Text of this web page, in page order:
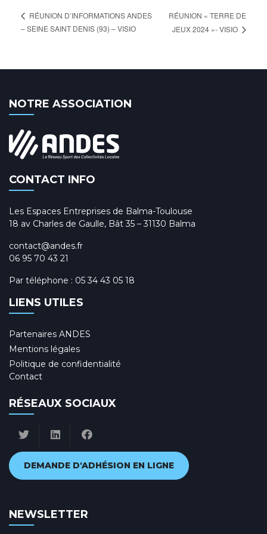
RÉUNION D’INFORMATIONS ANDES
– SEINE SAINT DENIS (93) – VISIO
RÉUNION « TERRE DE
JEUX 2024 »- VISIO
NOTRE ASSOCIATION
CONTACT INFO
Les Espaces Entreprises de Balma-Toulouse
18 av Charles de Gaulle, Bât 35 – 31130 Balma
contact@andes.fr
06 95 70 43 21
Par téléphone : 05 34 43 05 18
LIENS UTILES
Partenaires ANDES
Mentions légales
Politique de confidentialité
Contact
RÉSEAUX SOCIAUX
DEMANDE D'ADHÉSION EN LIGNE
NEWSLETTER